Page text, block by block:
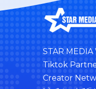
STAR MEDIA
Tiktok
Creator